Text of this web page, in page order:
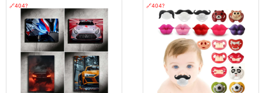
🔗404? 🔗404?